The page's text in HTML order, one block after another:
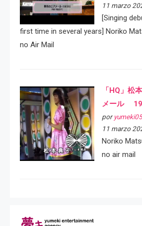
11 marzo
[Singing
first time in several years] Noriko
no Air Mail
「HQ」松
メール
por
11 marzo
Noriko
no air mail